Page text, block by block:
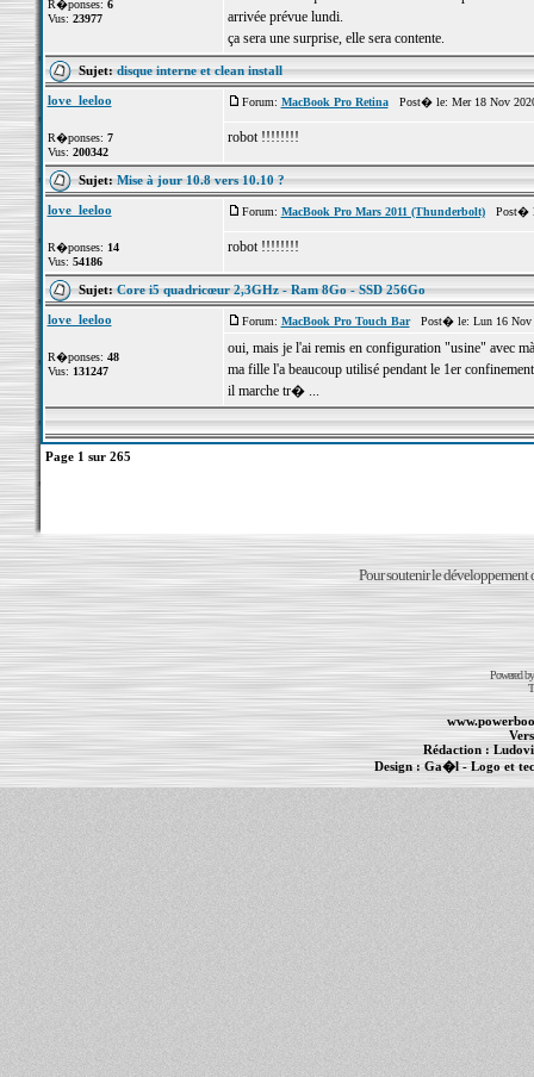
R�ponses: 6
Vus: 23977
arrivée prévue lundi.
ça sera une surprise, elle sera contente.
Sujet:disque interne et clean install
love_leeloo
R�ponses: 7
Vus: 200342
Forum: MacBook Pro RetinaPost� le: Mer 18 Nov
robot !!!!!!!!
Sujet:Mise à jour 10.8 vers 10.10 ?
love_leeloo
R�ponses: 14
Vus: 54186
Forum: MacBook Pro Mars 2011 (Thunderbolt)Post�
robot !!!!!!!!
Sujet:Core i5 quadricœur 2,3GHz - Ram 8Go - SSD 256Go
love_leeloo
R�ponses: 48
Vus: 131247
Forum: MacBook Pro Touch BarPost� le: Lun 16 Nov
oui, mais je l'ai remis en configuration "usine" avec
ma fille l'a beaucoup utilisé pendant le 1er
il marche tr� ...
Page 1 sur 265
Pour soutenir le développement
Powered
Rédaction :
Design :Ga�l- Logo et
- MacBook Pro